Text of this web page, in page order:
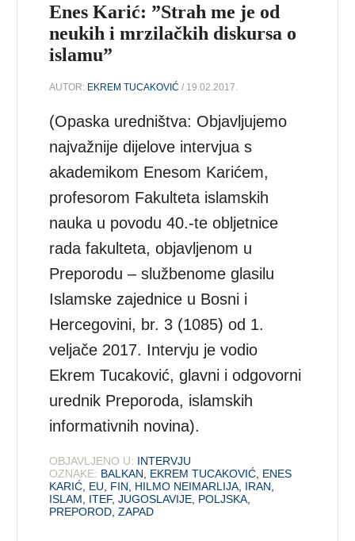
Enes Karić: ”Strah me je od
neukih i mrzilačkih diskursa o
islamu”
AUTOR: EKREM TUCAKOVIĆ / 19.02.2017.
(Opaska uredništva: Objavljujemo
najvažnije dijelove intervjua s
akademikom Enesom Karićem,
profesorom Fakulteta islamskih
nauka u povodu 40.-te obljetnice
rada fakulteta, objavljenom u
Preporodu – službenome glasilu
Islamske zajednice u Bosni i
Hercegovini, br. 3 (1085) od 1.
veljače 2017. Intervju je vodio
Ekrem Tucaković, glavni i odgovorni
urednik Preporoda, islamskih
informativnih novina).
OBJAVLJENO U: INTERVJU
OZNAKE: BALKAN EKREM TUCAKOVIĆ ENES
KARIĆ EU FIN HILMO NEIMARLIJA IRAN
ISLAM
ITEF,JUGOSLAVIJE POLJSKA
PREPOROD ,ZAPAD